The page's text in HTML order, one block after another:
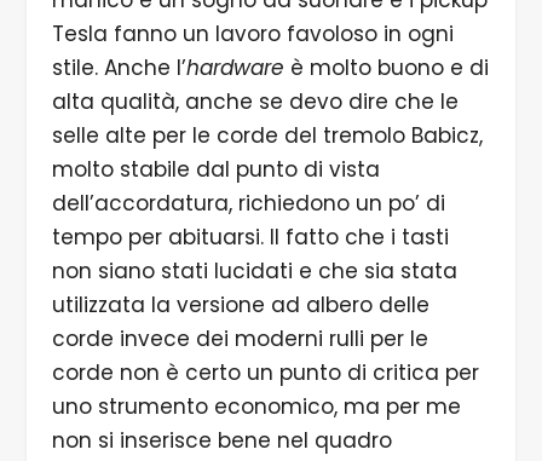
Tesla fanno un lavoro favoloso in ogni
stile. Anche l’hardware è molto buono e di
alta qualità, anche se devo dire che le
selle alte per le corde del tremolo Babicz,
molto stabile dal punto di vista
dell’accordatura, richiedono un po’ di
tempo per abituarsi. Il fatto che i tasti
non siano stati lucidati e che sia stata
utilizzata la versione ad albero delle
corde invece dei moderni rulli per le
corde non è certo un punto di critica per
uno strumento economico, ma per me
non si inserisce bene nel quadro